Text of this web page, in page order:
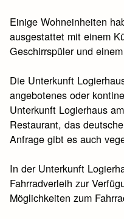
Einige Wohneinheiten
ausgestattet mit einem
Geschirrspüler und
Die Unterkunft
angebotenes oder
Unterkunft Logierhaus
Restaurant, das
Anfrage gibt es auch
In der Unterkunft
Fahrradverleih zur
Möglichkeiten zum